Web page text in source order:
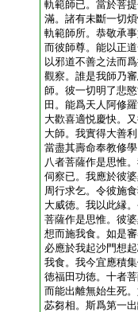
軌範師已。當於菩
滿。諸有未斷一切
軌範師所。恭敬承
而彼師尊。能以正
以邪道不善之法而
觀察。誰是我師乃
師。彼一切明了悲
田。能爲天人阿修
大歡喜適悦慶快。
大師。我實得大善
當盡其壽命奉教修
八者菩薩作是思惟
伺察已。我應於彼
周行求乞。令彼施
大威徳。我以此縁
菩薩作是思惟。彼
想而施我食。如是
必應於我起沙門想
我食。我今宜應積
徳福田功徳。十者
而能出離無始生死
苾芻相。斯爲第一